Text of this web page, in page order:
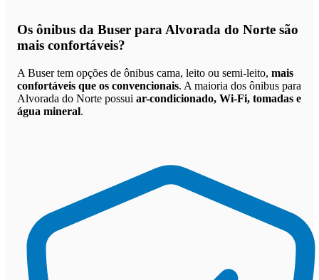
Os ônibus da Buser para Alvorada do Norte são
mais confortáveis?
A Buser tem opções de ônibus cama, leito ou semi-leito, mais
confortáveis que os convencionais. A maioria dos ônibus para
Alvorada do Norte possui ar-condicionado, Wi-Fi, tomadas e
água mineral.